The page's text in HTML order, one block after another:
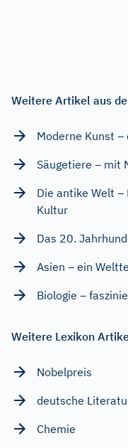
Weitere Artikel aus
Moderne Kunst
Säugetiere – mit
Die antike Welt –
Kultur
Das 20.
Asien – ein
Biologie –
Weitere Lexikon
Nobelpreis
deutsche
Chemie